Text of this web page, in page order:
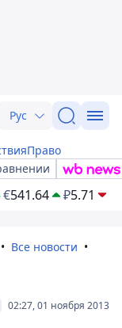
Рус
Право
€541.64 ₽5.71
Все новости
02:27, 01 ноября 2013